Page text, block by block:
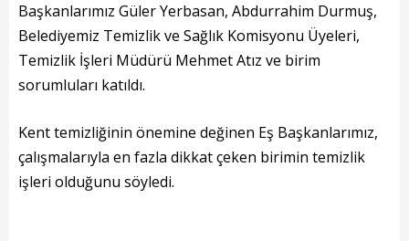
Başkan
Başkanın Özgeçmişi
Başkanın Albümü
Başkana Mesaj
Başkanlarımız Güler Yerbasan, Abdurrahim Durmuş,
Belediyemiz Temizlik ve Sağlık Komisyonu Üyeleri,
Temizlik İşleri Müdürü Mehmet Atız ve birim
sorumluları katıldı.
Kent temizliğinin önemine değinen Eş Başkanlarımız,
çalışmalarıyla en fazla dikkat çeken birimin temizlik
işleri olduğunu söyledi.